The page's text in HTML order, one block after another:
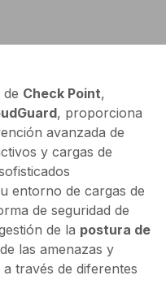
Check Point,
, proporciona
avanzada de
y cargas de
entorno de cargas de
de seguridad de
de la postura de
las amenazas y
través de diferentes